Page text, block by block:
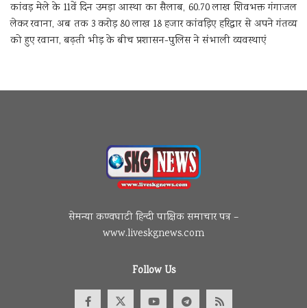
कांवड़ मेले के 11वें दिन उमड़ा आस्था का सैलाब, 60.70 लाख शिवभक्त गंगाजल
लेकर रवाना, अब तक 3 करोड़ 80 लाख 18 हजार कांवड़िए हरिद्वार से अपने गंतव्य
को हुए रवाना, बढ़ती भीड़ के बीच प्रशासन-पुलिस ने संभाली व्यवस्थाएं
सेमन्या कण्वघाटी हिन्दी पाक्षिक समाचार पत्र –
www.liveskgnews.com
Follow Us